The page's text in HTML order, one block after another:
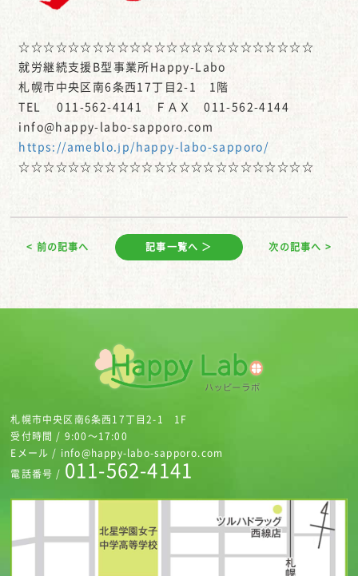
☆☆☆☆☆☆☆☆☆☆☆☆☆☆☆☆☆☆☆☆☆☆☆☆
就労継続支援B型事業所Happy-Labo
札幌市中央区南6条西17丁目2-1 1階
TEL 011-562-4141 ＦＡＸ 011-562-4144
info@happy-labo-sapporo.com
https://ameblo.jp/happy-labo-sapporo/
☆☆☆☆☆☆☆☆☆☆☆☆☆☆☆☆☆☆☆☆☆☆☆☆
< 前の記事へ 記事一覧へ ＞ 次の記事へ >
札幌市中央区南6条西17丁目2-1 1F
受付時間 / 9:00～17:00
Eメール / info@happy-labo-sapporo.com
電話番号 / 011-562-4141